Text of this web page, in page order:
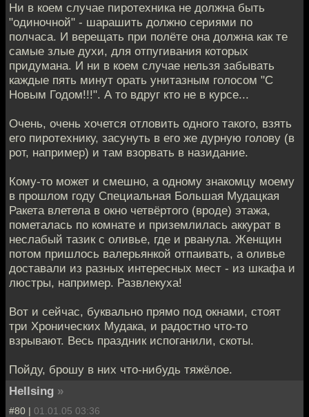
Ни в коем случае пиротехника не должна быть
"одиночной" - шарашить должно сериями по
полчаса. И верещать при полёте она должна как те
самые злые духи, для отпугивания которых
придумана. И ни в коем случае нельзя забывать
каждые пять минут орать унитазным голосом "С
Новым Годом!!!". А то вдруг кто не в курсе...
Очень, очень хочется отловить одного такого, взять
его пиротехнику, засунуть в его же дурную голову (в
рот, например) и там взорвать в назидание.
Кому-то может и смешно, а одному знакомцу моему
в прошлом году Специальная Большая Мудацкая
Ракета влетела в окно четвёртого (вроде) этажа,
пометалась по комнате и приземлилась аккурат в
неслабый тазик с оливье, где и рванула. Женщин
потом пришлось валерьянкой отпаивать, а оливье
доставали из разных интересных мест - из шкафа и
люстры, например. Развлекуха!
Вот и сейчас, буквально прямо под окнами, стоят
три Хронических Мудака, и радостно что-то
взрывают. Весь праздник испоганили, скоты.
Пойду, брошу в них что-нибудь тяжёлое.
Hellsing »
#80 | 01.01.05 03:36